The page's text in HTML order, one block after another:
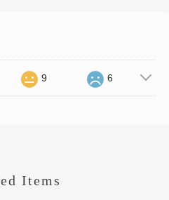
9 6
Items